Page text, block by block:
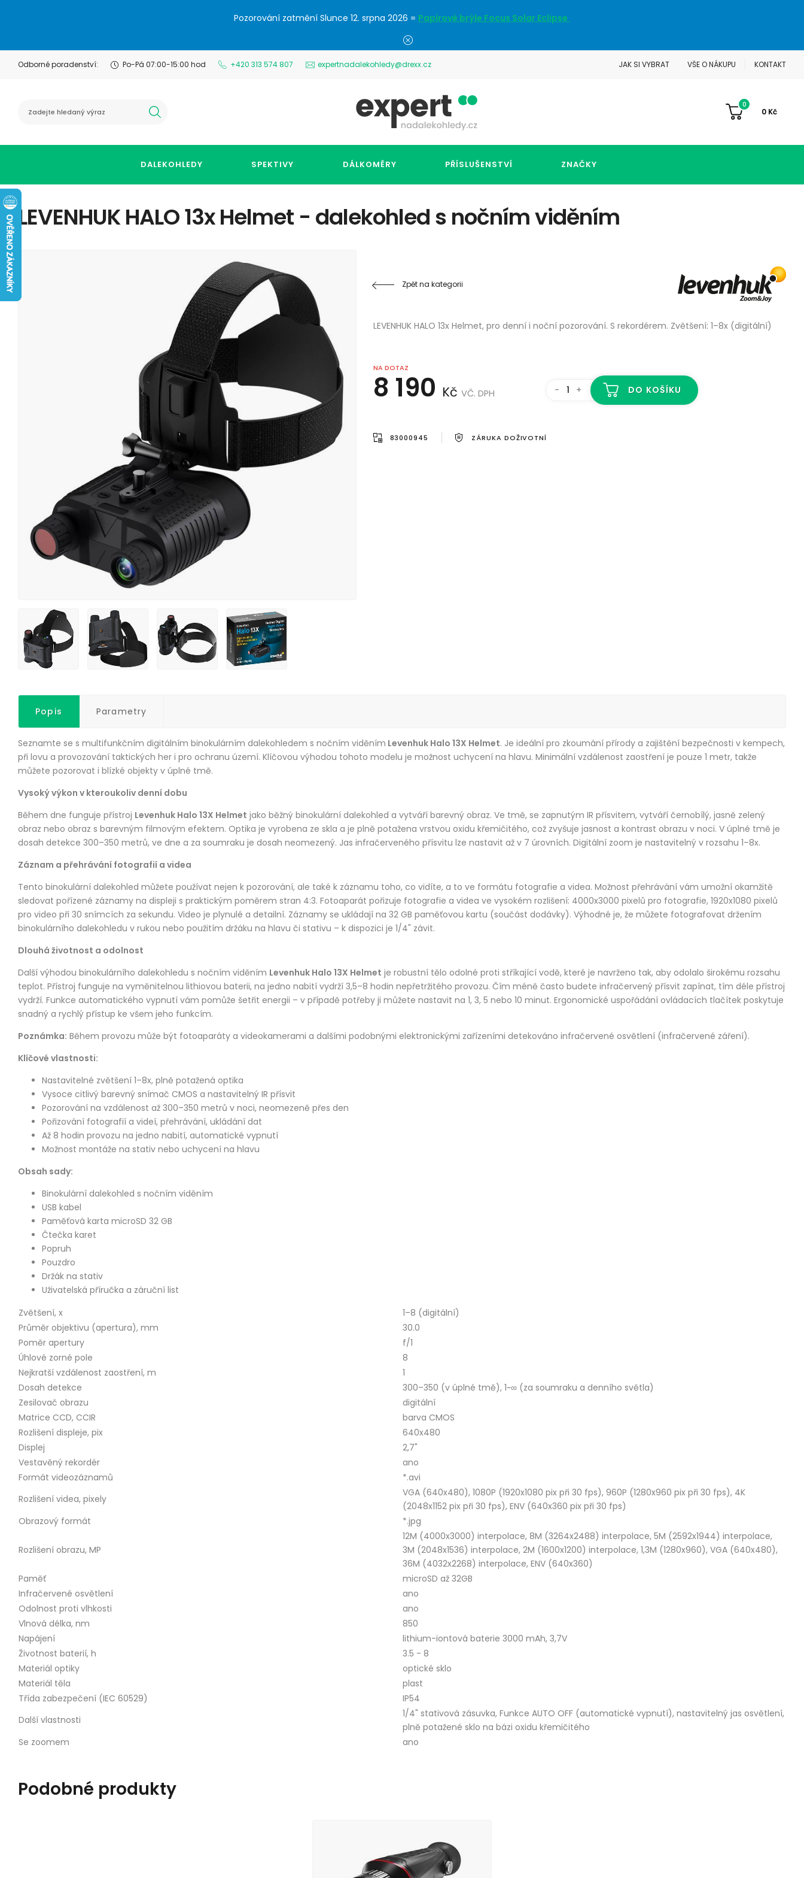
Pozorování zatmění Slunce 12. srpna 2026 = Papírové brýle Focus Solar Eclipse
Odborné poradenství: Po-Pá 07:00-15:00 hod +420 313 574 807 expertnadalekohledy@drexx.cz JAK SI VYBRAT VŠE O NÁKUPU KONTAKT
0
0 Kč
DALEKOHLEDY SPEKTIVY DÁLKOMĚRY PŘÍSLUŠENSTVÍ ZNAČKY
LEVENHUK HALO 13x Helmet - dalekohled s nočním viděním
Zpět na kategorii
LEVENHUK HALO 13x Helmet, pro denní i noční pozorování. S rekordérem. Zvětšení: 1–8x (digitální)
NA DOTAZ
8 190 Kč VČ. DPH - + DO KOŠÍKU
83000945 ZÁRUKA DOŽIVOTNÍ
Popis Parametry
Seznamte se s multifunkčním digitálním binokulárním dalekohledem s nočním viděním Levenhuk Halo 13X Helmet. Je ideální pro zkoumání přírody a zajištění bezpečnosti v kempech,
při lovu a provozování taktických her i pro ochranu území. Klíčovou výhodou tohoto modelu je možnost uchycení na hlavu. Minimální vzdálenost zaostření je pouze 1 metr, takže
můžete pozorovat i blízké objekty v úplné tmě.
Vysoký výkon v kteroukoliv denní dobu
Během dne funguje přístroj Levenhuk Halo 13X Helmet jako běžný binokulární dalekohled a vytváří barevný obraz. Ve tmě, se zapnutým IR přísvitem, vytváří černobílý, jasně zelený
obraz nebo obraz s barevným filmovým efektem. Optika je vyrobena ze skla a je plně potažena vrstvou oxidu křemičitého, což zvyšuje jasnost a kontrast obrazu v noci. V úplné tmě je
dosah detekce 300–350 metrů, ve dne a za soumraku je dosah neomezený. Jas infračerveného přísvitu lze nastavit až v 7 úrovních. Digitální zoom je nastavitelný v rozsahu 1–8x.
Záznam a přehrávání fotografií a videa
Tento binokulární dalekohled můžete používat nejen k pozorování, ale také k záznamu toho, co vidíte, a to ve formátu fotografie a videa. Možnost přehrávání vám umožní okamžitě
sledovat pořízené záznamy na displeji s praktickým poměrem stran 4:3. Fotoaparát pořizuje fotografie a videa ve vysokém rozlišení: 4000x3000 pixelů pro fotografie, 1920x1080 pixelů
pro video při 30 snímcích za sekundu. Video je plynulé a detailní. Záznamy se ukládají na 32 GB paměťovou kartu (součást dodávky). Výhodné je, že můžete fotografovat držením
binokulárního dalekohledu v rukou nebo použitím držáku na hlavu či stativu – k dispozici je 1/4" závit.
Dlouhá životnost a odolnost
Další výhodou binokulárního dalekohledu s nočním viděním Levenhuk Halo 13X Helmet je robustní tělo odolné proti stříkající vodě, které je navrženo tak, aby odolalo širokému rozsahu
teplot. Přístroj funguje na vyměnitelnou lithiovou baterii, na jedno nabití vydrží 3,5–8 hodin nepřetržitého provozu. Čím méně často budete infračervený přísvit zapínat, tím déle přístroj
vydrží. Funkce automatického vypnutí vám pomůže šetřit energii – v případě potřeby ji můžete nastavit na 1, 3, 5 nebo 10 minut. Ergonomické uspořádání ovládacích tlačítek poskytuje
snadný a rychlý přístup ke všem jeho funkcím.
Poznámka: Během provozu může být fotoaparáty a videokamerami a dalšími podobnými elektronickými zařízeními detekováno infračervené osvětlení (infračervené záření).
Klíčové vlastnosti:
Nastavitelné zvětšení 1–8x, plně potažená optika
Vysoce citlivý barevný snímač CMOS a nastavitelný IR přísvit
Pozorování na vzdálenost až 300–350 metrů v noci, neomezeně přes den
Pořizování fotografií a videí, přehrávání, ukládání dat
Až 8 hodin provozu na jedno nabití, automatické vypnutí
Možnost montáže na stativ nebo uchycení na hlavu
Obsah sady:
Binokulární dalekohled s nočním viděním
USB kabel
Paměťová karta microSD 32 GB
Čtečka karet
Popruh
Pouzdro
Držák na stativ
Uživatelská příručka a záruční list
Zvětšení, x
1–8 (digitální)
Průměr objektivu (apertura), mm
30.0
Poměr apertury
f/1
Úhlové zorné pole
8
Nejkratší vzdálenost zaostření, m
1
Dosah detekce
300–350 (v úplné tmě), 1~∞ (za soumraku a denního světla)
Zesilovač obrazu
digitální
Matrice CCD, CCIR
barva CMOS
Rozlišení displeje, pix
640x480
Displej
2,7"
Vestavěný rekordér
ano
Formát videozáznamů
*.avi
Rozlišení videa, pixely
VGA (640x480), 1080P (1920x1080 pix při 30 fps), 960P (1280x960 pix při 30 fps), 4K
(2048x1152 pix při 30 fps), ENV (640x360 pix při 30 fps)
Obrazový formát
*.jpg
Rozlišení obrazu, MP
12M (4000x3000) interpolace, 8M (3264x2488) interpolace, 5M (2592x1944) interpolace,
3M (2048x1536) interpolace, 2M (1600x1200) interpolace, 1,3M (1280x960), VGA (640x480),
36M (4032x2268) interpolace, ENV (640x360)
Paměť
microSD až 32GB
Infračervené osvětlení
ano
Odolnost proti vlhkosti
ano
Vlnová délka, nm
850
Napájení
lithium-iontová baterie 3000 mAh, 3,7V
Životnost baterií, h
3.5 - 8
Materiál optiky
optické sklo
Materiál těla
plast
Třída zabezpečení (IEC 60529)
IP54
Další vlastnosti
1/4" stativová zásuvka, Funkce AUTO OFF (automatické vypnutí), nastavitelný jas osvětlení,
plně potažené sklo na bázi oxidu křemičitého
Se zoomem
ano
Podobné produkty